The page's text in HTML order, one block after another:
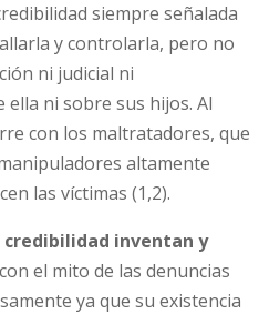
siempre señalada
y controlarla, pero no
ni judicial ni
ni sobre sus hijos. Al
con los maltratadores, que
altamente
las víctimas (1,2).
credibilidad inventan y
el mito de las denuncias
ya que su existencia